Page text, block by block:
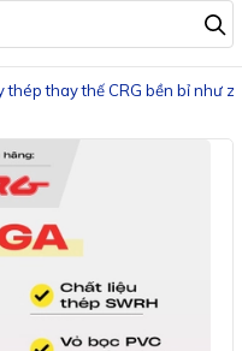
thép thay thế CRG bền bỉ như